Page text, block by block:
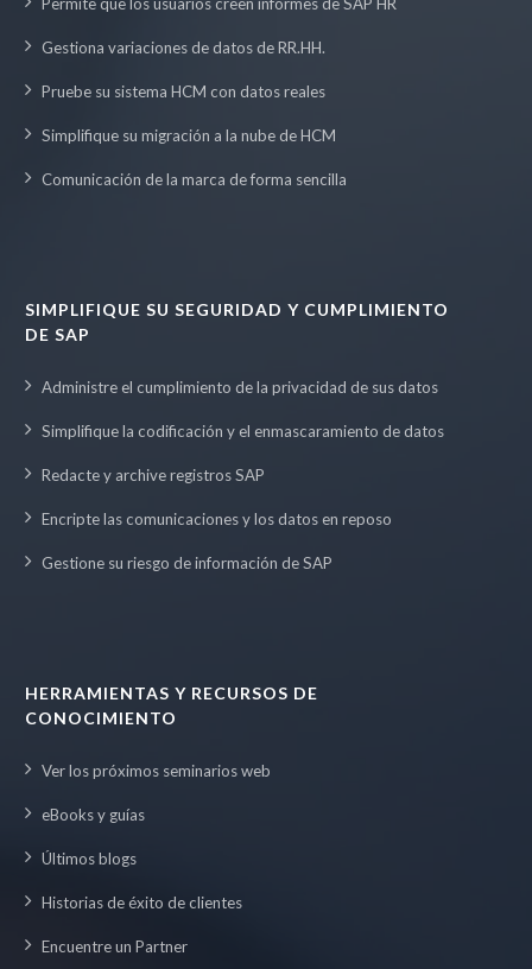
Gestiona variaciones de datos de RR.HH.
Pruebe su sistema HCM con datos reales
Simplifique su migración a la nube de HCM
Comunicación de la marca de forma sencilla
SIMPLIFIQUE SU SEGURIDAD Y CUMPLIMIENTO
DE SAP
Administre el cumplimiento de la privacidad de sus datos
Simplifique la codificación y el enmascaramiento de datos
Redacte y archive registros SAP
Encripte las comunicaciones y los datos en reposo
Gestione su riesgo de información de SAP
HERRAMIENTAS Y RECURSOS DE
CONOCIMIENTO
Ver los próximos seminarios web
eBooks y guías
Últimos blogs
Historias de éxito de clientes
Encuentre un Partner